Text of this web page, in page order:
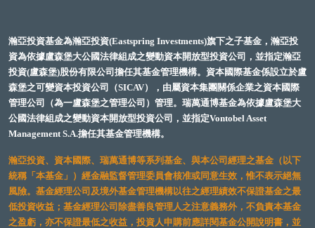
瀚亞投資基金為瀚亞投資(Eastspring Investments)旗下之子基金，瀚亞投
資為依據盧森堡大公國法律組成之變動資本開放型投資公司，並指定瀚亞
投資(盧森堡)股份有限公司擔任其基金管理機構。資本國際基金係設立於盧
森堡之可變資本投資公司（SICAV），由屬資本集團關係企業之資本國際
管理公司（為一盧森堡之管理公司）管理。瑞萬通博基金為依據盧森堡大
公國法律組成之變動資本開放型投資公司，並指定Vontobel Asset
Management S.A.擔任其基金管理機構。
瀚亞投資、資本國際、瑞萬通博等系列基金、與本公司經理之基金（以下
統稱「本基金」）經金融監督管理委員會核准或同意生效，惟不表示絕無
風險。基金經理公司及境外基金管理機構以往之經理績效不保證基金之最
低投資收益；基金經理公司除盡善良管理人之注意義務外，不負責本基金
之盈虧，亦不保證最低之收益，投資人申購前應詳閱基金公開說明書，並